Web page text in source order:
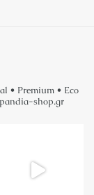
• Premium • Eco
pandia-shop.gr